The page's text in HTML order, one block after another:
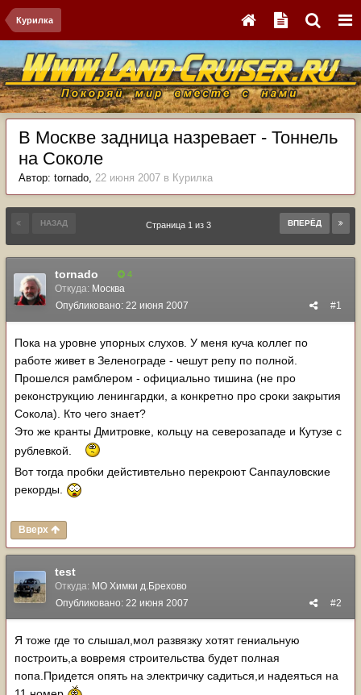
Курилка
В Москве задница назревает - Тоннель
на Соколе
Автор: tornado, 22 июня 2007 в Курилка
НАЗАД ВПЕРЁД
Страница 1 из 3
tornado 4
Откуда: Москва
#1
Опубликовано: 22 июня 2007
Пока на уровне упорных слухов. У меня куча коллег по
работе живет в Зеленограде - чешут репу по полной.
Прошелся рамблером - официально тишина (не про
реконструкцию ленингардки, а конкретно про сроки закрытия
Сокола). Кто чего знает?
Это же кранты Дмитровке, кольцу на северозападе и Кутузе с
рублевкой.
Вот тогда пробки дейстивтельно перекроют Санпауловские
рекорды.
Вверх
test
Откуда: МО Химки д.Брехово
#2
Опубликовано: 22 июня 2007
Я тоже где то слышал,мол развязку хотят гениальную
построить,а вовремя строительства будет полная
попа.Придется опять на электричку садиться,и надеяться на